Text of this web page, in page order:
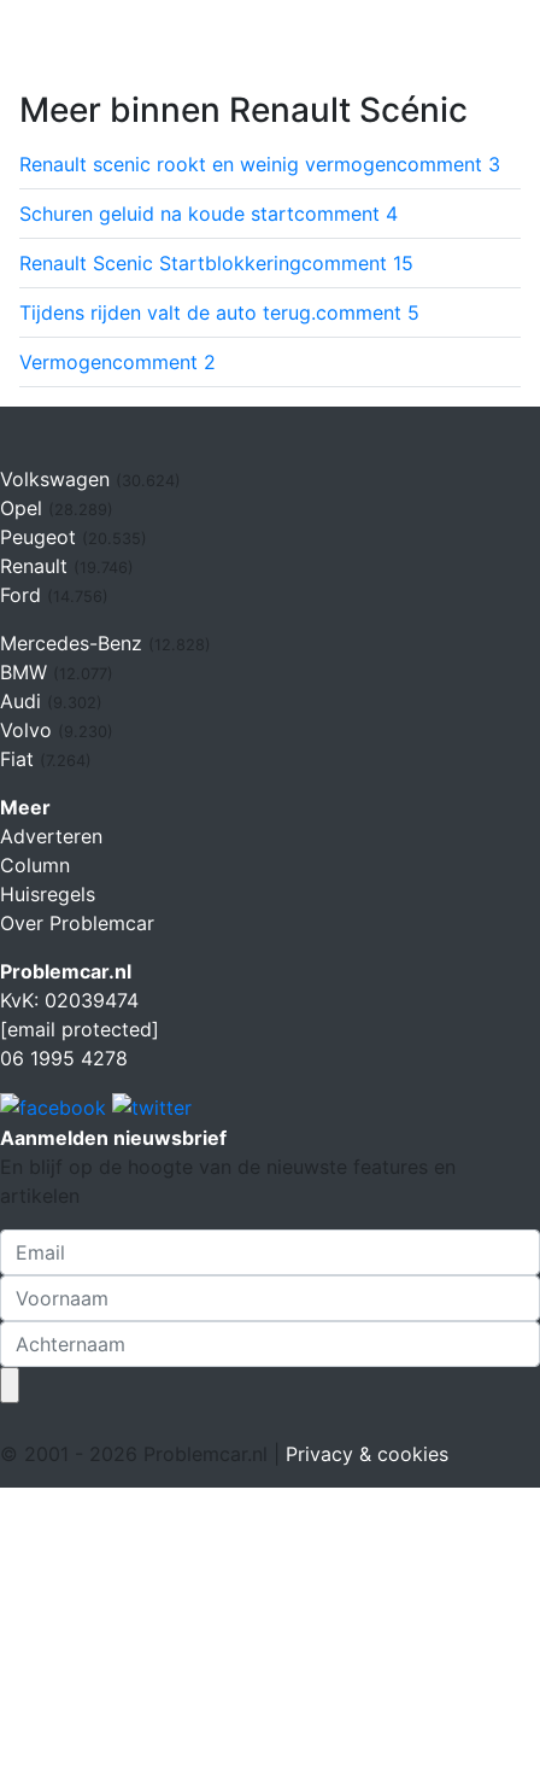
Meer binnen Renault Scénic
Renault scenic rookt en weinig vermogencomment 3
Schuren geluid na koude startcomment 4
Renault Scenic Startblokkeringcomment 15
Tijdens rijden valt de auto terug.comment 5
Vermogencomment 2
Volkswagen (30.624)
Opel
Peugeot
Renault (19.746)
Ford (14.756)
Mercedes-Benz
BMW
Audi
Volvo
Fiat (7.264)
Meer
Adverteren
Column
Huisregels
Over Problemcar
Problemcar.nl
KvK: 02039474
[email protected]
06 1995 4278
Aanmelden nieuwsbrief
En blijf op de hoogte van de nieuwste features en
artikelen
© 2001 - 2026 Problemcar.nl | Privacy & cookies